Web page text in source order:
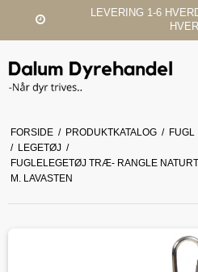
(LAGERVARE 1-2
FORSIDE / PRODUKTKATALOG / FUGL
/ LEGETØJ /
FUGLELEGETØJ TRÆ- RANGLE
M. LAVASTEN